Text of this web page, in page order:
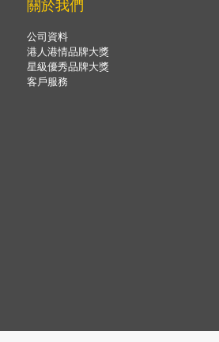
關於我們
公司資料
港人港情品牌大獎
星級優秀品牌大獎
客戶服務